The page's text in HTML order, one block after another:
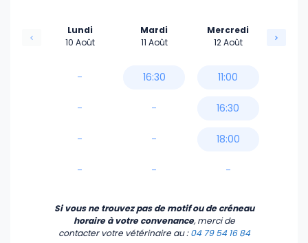
Lundi
10 Août
-
-
-
-
Mardi
11 Août
16:30
-
-
-
Mercredi
12 Août
11:00
16:30
18:00
-
Si vous ne trouvez pas de motif ou de créneau
horaire à votre convenance, merci de
contacter votre vétérinaire au :04 79 54 16 84